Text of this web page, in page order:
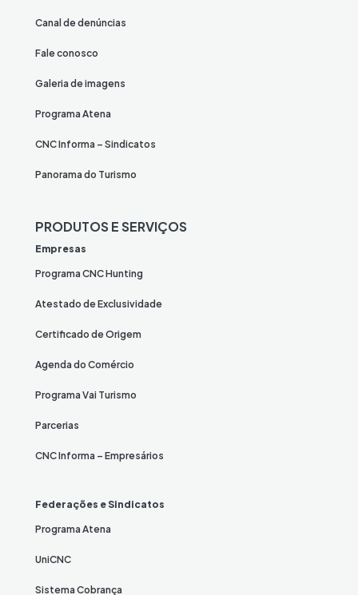
Canal de denúncias
Fale conosco
Galeria de imagens
Programa Atena
CNC Informa – Sindicatos
Panorama do Turismo
PRODUTOS E SERVIÇOS
Empresas
Programa CNC Hunting
Atestado de Exclusividade
Certificado de Origem
Agenda do Comércio
Programa Vai Turismo
Parcerias
CNC Informa – Empresários
Federações e Sindicatos
Programa Atena
UniCNC
Sistema Cobrança